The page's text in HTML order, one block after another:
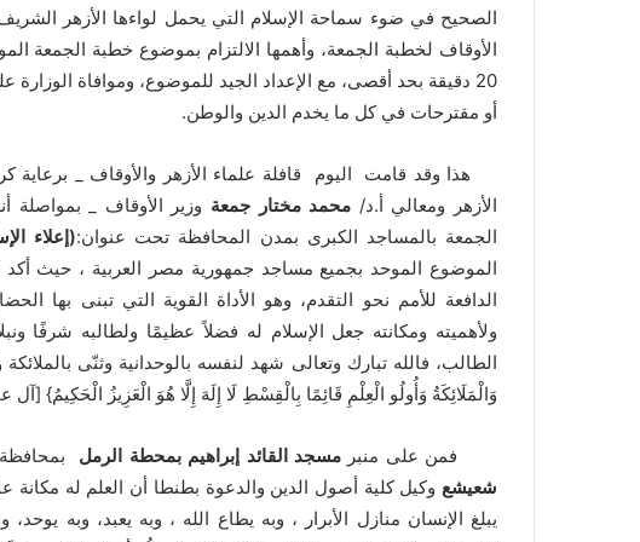
الصحيح في ضوء سماحة الإسلام التي يحمل لواءها الأزهر
20 دقيقة بحد أقصى، مع الإعداد الجيد للموضوع، وموافاة
أو مقترحات في كل ما يخدم الدين والوطن.
هذا وقد قامت اليوم قافلة علماء الأزهر والأوقاف _ برعاية
الأزهر ومعالي أ.د/ محمد مختار جمعة وزير الأوقاف _ بمواصلة
الجمعة بالمساجد الكبرى بمدن المحافظة تحت عنوان:(إعلاء
الموضوع الموحد بجميع مساجد جمهورية مصر العربية ، حيث أكد
الدافعة للأمم نحو التقدم، وهو الأداة القوية التي تبنى بها
ولأهميته ومكانته جعل الإسلام له فضلاً عظيمًا ولطالبه شرفًا
الطالب، فالله تبارك وتعالى شهد لنفسه بالوحدانية وثنّى
وَالْمَلَائِكَةُ وَأُولُو الْعِلْمِ قَائِمًا بِالْقِسْطِ لَا إِلَهَ إِلَّا هُوَ الْعَزِيزُ الْحَكِيمُ} [آل
فمن على منبر مسجد القائد إبراهيم بمحطة الرمل
شعيشع وكيل كلية أصول الدين والدعوة بطنطا أن العلم له مكانة
يبلغ الإنسان منازل الأبرار ، وبه يطاع الله ، وبه يعبد، وبه